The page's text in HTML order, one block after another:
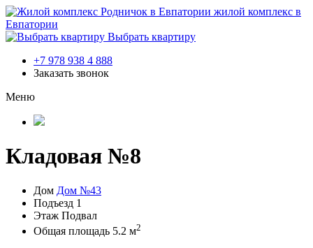
жилой комплекс в
Евпатории
Выбрать квартиру
+7 978 938 4 888
Заказать звонок
Меню
Кладовая №8
Дом Дом №43
Подъезд 1
Этаж Подвал
Общая площадь 5.2 м2